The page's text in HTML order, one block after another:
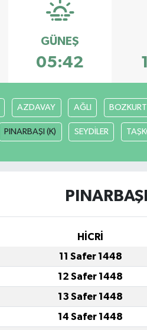
GÜNEŞ
05:42
AZDAVAY AĞLI
PINARBAŞI (K) SEYDİLER
HİCRİ
11 Safer 1448
12 Safer 1448
13 Safer 1448
14 Safer 1448